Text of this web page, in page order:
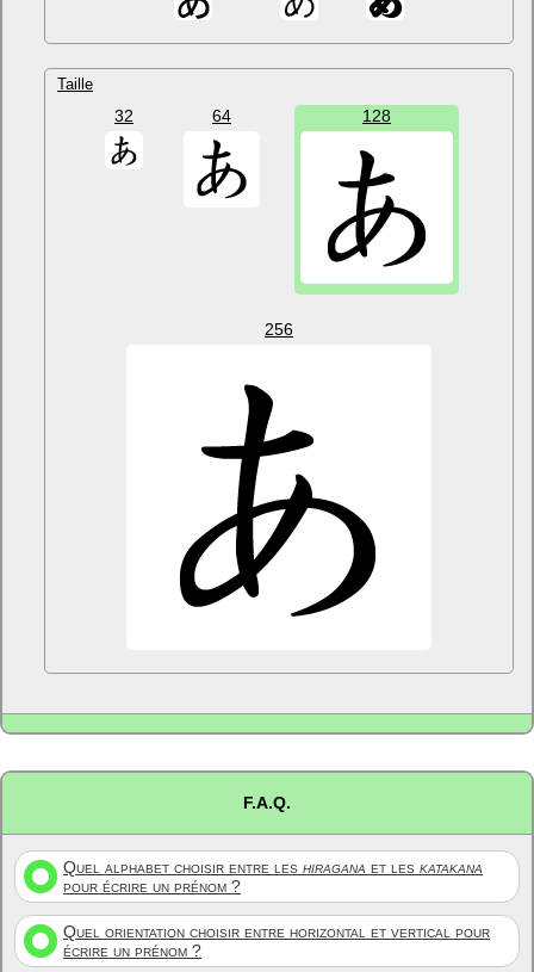
Taille
32 64 128
256
F.A.Q.
Quel alphabet choisir entre les hiragana et les katakana
pour écrire un prénom ?
Quel orientation choisir entre horizontal et vertical pour
écrire un prénom ?